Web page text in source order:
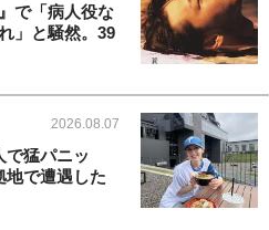
で「病人役な
」と騒然。39
2026.08.07
で猛パニッ
地で遭遇した